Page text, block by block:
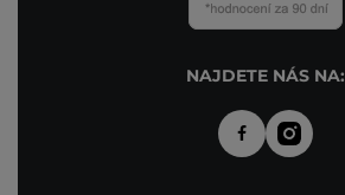
NAJDETE NÁS NA: